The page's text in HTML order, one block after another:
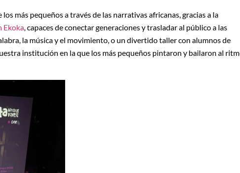
más pequeños a través de las narrativas africanas, gracias a la
Ekoka, capaces de conectar generaciones y trasladar al público a las
la música y el movimiento, o un divertido taller con alumnos de
institución en la que los más pequeños pintaron y bailaron al